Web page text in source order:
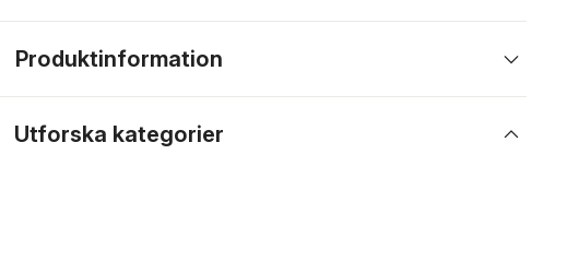
Produktinformation
Utforska kategorier